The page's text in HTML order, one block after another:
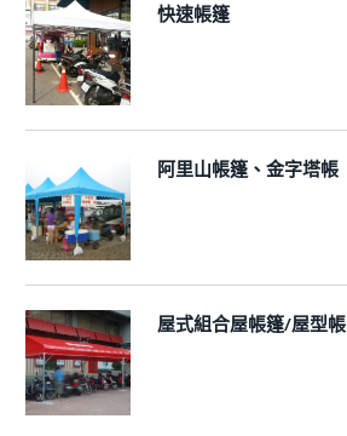
快速帳篷
阿里山帳篷、金字塔帳
屋式組合屋帳篷/屋型帳